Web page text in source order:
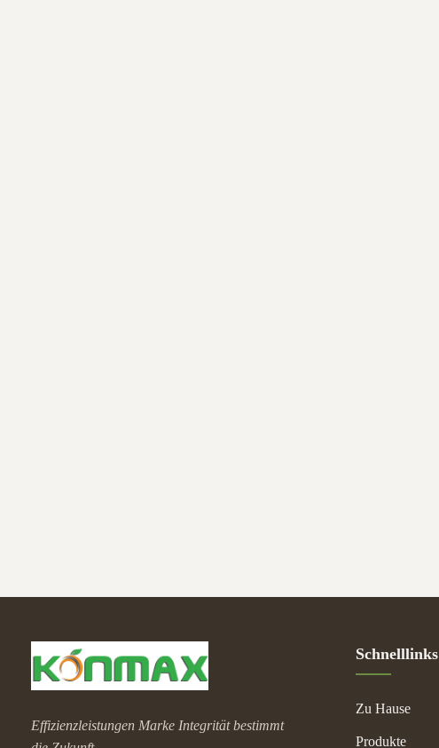
Effizienzleistungen Marke Integrität bestimmt
Schnelllinks
Zu Hause
Produkte